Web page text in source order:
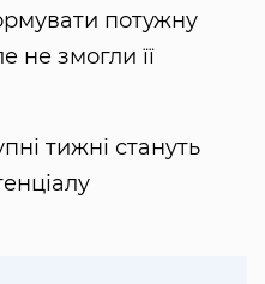
потужну
не змогли її
тижні стануть